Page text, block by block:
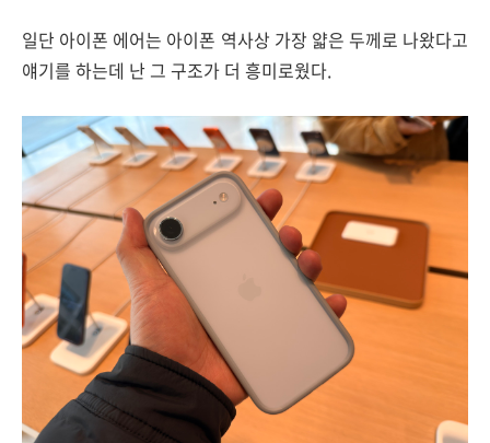
일단 아이폰 에어는 아이폰 역사상 가장 얇은 두께로 나왔다고
얘기를 하는데 난 그 구조가 더 흥미로웠다.